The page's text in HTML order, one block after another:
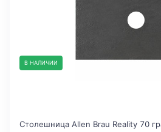
В НАЛИЧИИ
Столешница Allen Brau Reality 70